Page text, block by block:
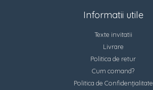
Informatii utile
Texte invitatii
Livrare
Politica de retur
Cum comand?
Politica de Confidențialitate